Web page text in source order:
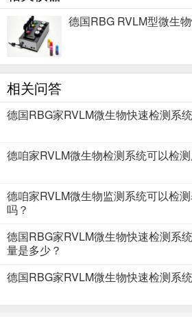
德国RBG RVLM型微生
相关问答
德国RBG家RVLM微生物快速检测系
德咱家RVLM微生物检测系统可以检
德咱家RVLM微生物监测系统可以检
吗？
德国RBG家RVLM微生物快速检测系
量是多少？
德国RBG家RVLM微生物快速检测系